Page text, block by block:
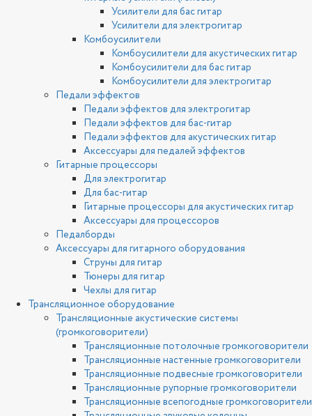
Усилители для бас гитар
Усилители для электрогитар
Комбоусилители
Комбоусилители для акустических гитар
Комбоусилители для бас гитар
Комбоусилители для электрогитар
Педали эффектов
Педали эффектов для электрогитар
Педали эффектов для бас-гитар
Педали эффектов для акустических гитар
Аксессуары для педалей эффектов
Гитарные процессоры
Для электрогитар
Для бас-гитар
Гитарные процессоры для акустических гитар
Аксессуары для процессоров
Педалборды
Аксессуары для гитарного оборудования
Струны для гитар
Тюнеры для гитар
Чехлы для гитар
Трансляционное оборудование
Трансляционные акустические системы
(громкоговорители)
Трансляционные потолочные громкоговорители
Трансляционные настенные громкоговорители
Трансляционные подвесные громкоговорители
Трансляционные рупорные громкоговорители
Трансляционные всепогодные громкоговорители